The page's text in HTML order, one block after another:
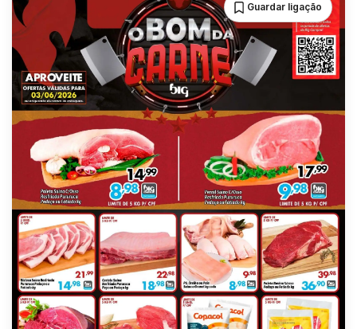
Guardar ligação